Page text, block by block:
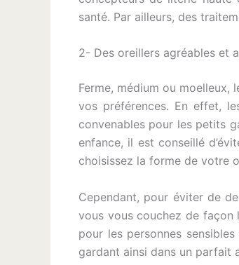
santé. Par ailleurs, des
2- Des oreillers agréables et
Ferme, médium ou
vos préférences. En effet,
convenables pour les petits
enfance, il est conseillé
choisissez la forme de votre
Cependant, pour éviter de
vous vous couchez de
pour les personnes
gardant ainsi dans un parfait